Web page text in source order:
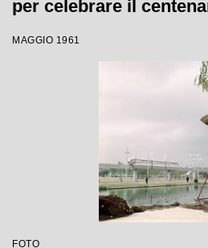
per celebrare il
maggio al 31 ottobre
MAGGIO 1961
FOTO